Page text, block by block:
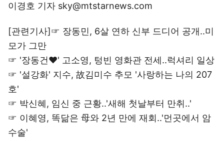
이경호 기자 sky@mtstarnews.com
[관련기사]☞ 장동민, 6살 연하 신부 드디어 공개..미
모가 그만
☞ '장동건♥' 고소영, 텅빈 영화관 전세..럭셔리 일상
☞ '설강화' 지수, 故김미수 추모 '사랑하는 나의 207
호'
☞ 박신혜, 임신 중 근황..'새해 첫날부터 만취..'
☞ 이혜영, 똑닮은 母와 2년 만에 재회..'먼곳에서 암
수술'